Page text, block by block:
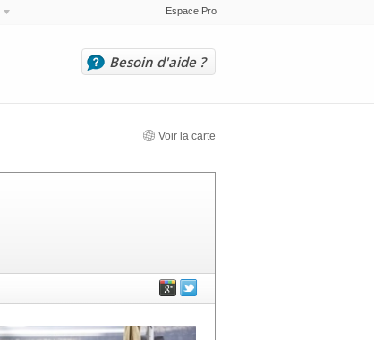
Espace Pro
Besoin d'aide ?
Voir la carte